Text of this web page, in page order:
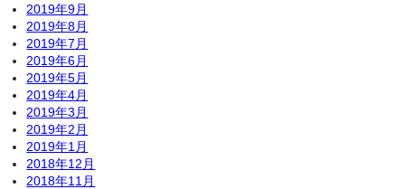
2019年9月
2019年8月
2019年7月
2019年6月
2019年5月
2019年4月
2019年3月
2019年2月
2019年1月
2018年12月
2018年11月